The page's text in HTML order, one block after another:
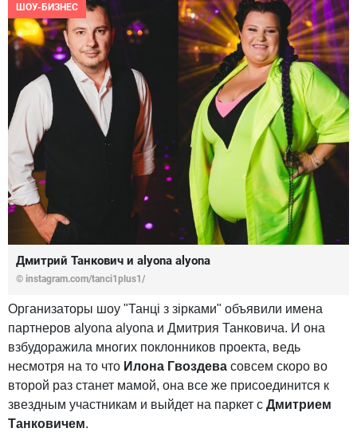
ШОУ-БИЗНЕС
Дмитрий Танкович и alyona alyona
© instagram.com/tanci1plus1/
Организаторы шоу "Танці з зірками" объявили имена
партнеров alyona alyona и Дмитрия Танковича. И она
взбудоражила многих поклонников проекта, ведь
несмотря на то что Илона Гвоздева совсем скоро во
второй раз станет мамой, она все же присоединится к
звездным участникам и выйдет на паркет с Дмитрием
Танковичем.